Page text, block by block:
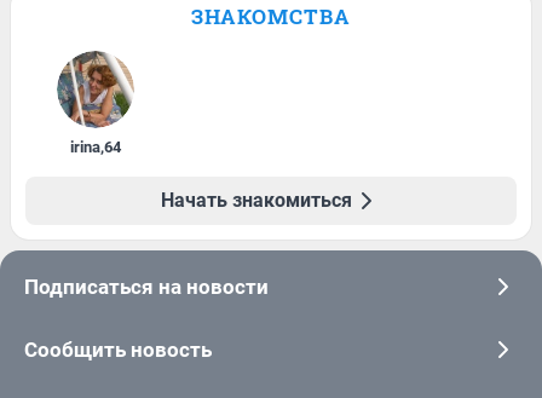
ЗНАКОМСТВА
irina,64
Начать знакомиться
Подписаться на новости
Сообщить новость